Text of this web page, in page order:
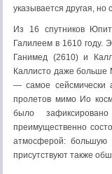
указывается другая, но
Из 16 спутников
Галилеем в 1610
Ганимед (2610) и
Каллисто даже больше
— самое сейсмически
пролетов мимо Ио
было
преимущественно
атмосферой: большую
присутствуют также